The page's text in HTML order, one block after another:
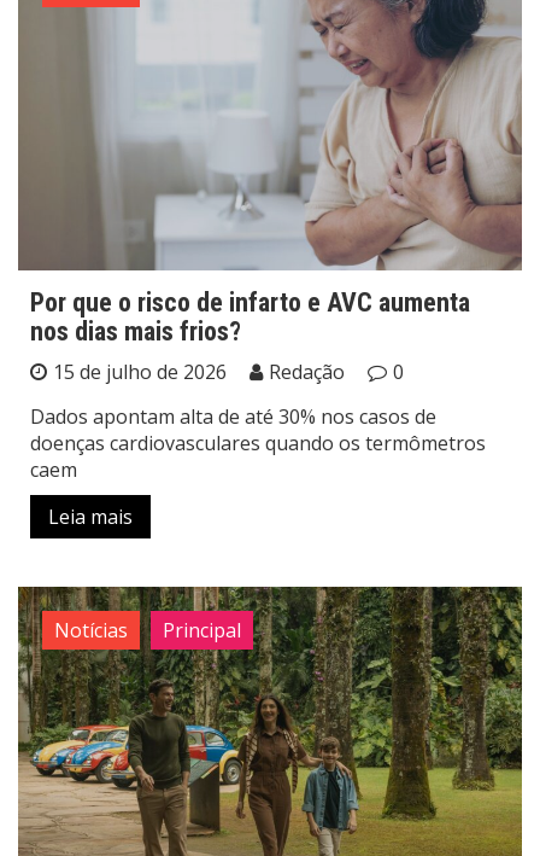
Por que o risco de infarto e AVC aumenta
nos dias mais frios?
15 de julho de 2026 Redação
0
Dados apontam alta de até 30% nos casos de
doenças cardiovasculares quando os termômetros
caem
Leia mais
Notícias Principal